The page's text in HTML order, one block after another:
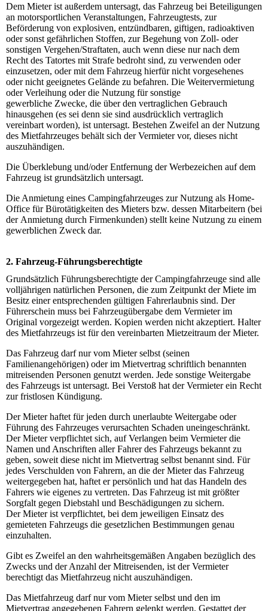
Dem Mieter ist außerdem untersagt, das Fahrzeug bei Beteiligungen
an motorsportlichen Veranstaltungen, Fahrzeugtests, zur
Beförderung von explosiven, entzündbaren, giftigen, radioaktiven
oder sonst gefährlichen Stoffen, zur Begehung von Zoll- oder
sonstigen Vergehen/Straftaten, auch wenn diese nur nach dem
Recht des Tatortes mit Strafe bedroht sind, zu verwenden oder
einzusetzen, oder mit dem Fahrzeug hierfür nicht vorgesehenes
oder nicht geeignetes Gelände zu befahren. Die Weitervermietung
oder Verleihung oder die Nutzung für sonstige
gewerbliche Zwecke, die über den vertraglichen Gebrauch
hinausgehen (es sei denn sie sind ausdrücklich vertraglich
vereinbart worden), ist untersagt. Bestehen Zweifel an der Nutzung
des Mietfahrzeuges behält sich der Vermieter vor, dieses nicht
auszuhändigen.
Die Überklebung und/oder Entfernung der Werbezeichen auf dem
Fahrzeug ist grundsätzlich untersagt.
Die Anmietung eines Campingfahrzeuges zur Nutzung als Home-
Office für Bürotätigkeiten des Mieters bzw. dessen Mitarbeitern (bei
der Anmietung durch Firmenkunden) stellt keine Nutzung zu einem
gewerblichen Zweck dar.
2. Fahrzeug-Führungsberechtigte
Grundsätzlich Führungsberechtigte der Campingfahrzeuge sind alle
volljährigen natürlichen Personen, die zum Zeitpunkt der Miete im
Besitz einer entsprechenden gültigen Fahrerlaubnis sind. Der
Führerschein muss bei Fahrzeugübergabe dem Vermieter im
Original vorgezeigt werden. Kopien werden nicht akzeptiert. Halter
des Mietfahrzeugs ist für den vereinbarten Mietzeitraum der Mieter.
Das Fahrzeug darf nur vom Mieter selbst (seinen
Familienangehörigen) oder im Mietvertrag schriftlich benannten
mitreisenden Personen genutzt werden. Jede sonstige Weitergabe
des Fahrzeugs ist untersagt. Bei Verstoß hat der Vermieter ein Recht
zur fristlosen Kündigung.
Der Mieter haftet für jeden durch unerlaubte Weitergabe oder
Führung des Fahrzeuges verursachten Schaden uneingeschränkt.
Der Mieter verpflichtet sich, auf Verlangen beim Vermieter die
Namen und Anschriften aller Fahrer des Fahrzeugs bekannt zu
geben, soweit diese nicht im Mietvertrag selbst benannt sind. Für
jedes Verschulden von Fahrern, an die der Mieter das Fahrzeug
weitergegeben hat, haftet er persönlich und hat das Handeln des
Fahrers wie eigenes zu vertreten. Das Fahrzeug ist mit größter
Sorgfalt gegen Diebstahl und Beschädigungen zu sichern.
Der Mieter ist verpflichtet, bei dem jeweiligen Einsatz des
gemieteten Fahrzeugs die gesetzlichen Bestimmungen genau
einzuhalten.
Gibt es Zweifel an den wahrheitsgemäßen Angaben bezüglich des
Zwecks und der Anzahl der Mitreisenden, ist der Vermieter
berechtigt das Mietfahrzeug nicht auszuhändigen.
Das Mietfahrzeug darf nur vom Mieter selbst und den im
Mietvertrag angegebenen Fahrern gelenkt werden. Gestattet der